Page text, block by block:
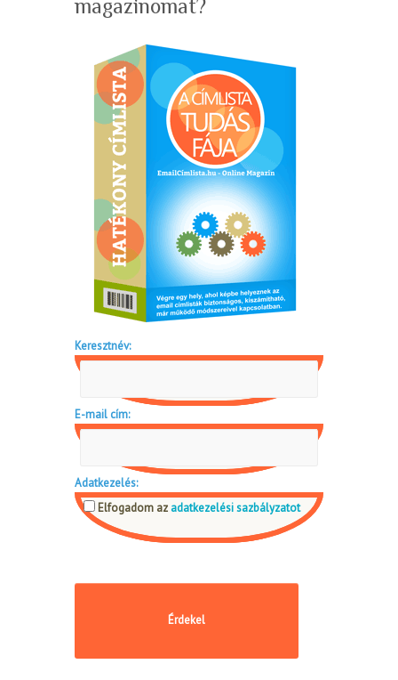
magazinomat?
Keresztnév:
E-mail cím:
Adatkezelés:
Elfogadom az adatkezelési sazbályzatot